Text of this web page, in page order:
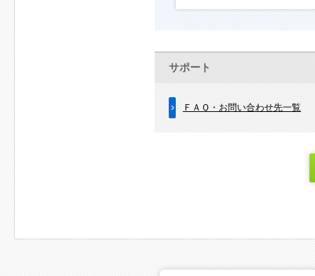
サポート
ＦＡＱ・お問い合わせ先一覧